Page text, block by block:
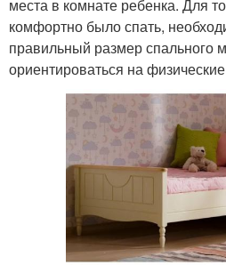
места в комнате ребенка. Для
комфортно было спать,
правильный размер спального
ориентироваться на